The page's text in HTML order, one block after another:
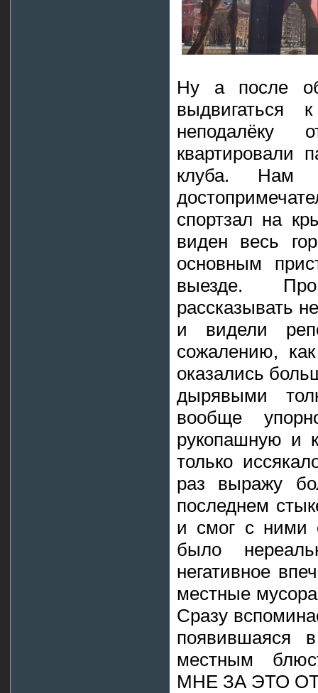
Ну а после
выдвигаться
неподалёку
квартировали
клуба. Нам
спортзал на
виден весь
основным
выезде.
рассказывать
и видели
сожалению,
оказались
дырявыми
вообще
рукопашную и
только
раз выражу
последнем
и смог с ними
было
негативное
местные
Сразу
появившаяся
местным
МНЕ ЗА ЭТО